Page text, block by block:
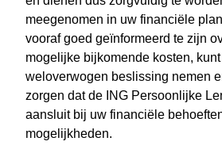
meegenomen in uw financiële
vooraf goed geïnformeerd te zijn
mogelijke bijkomende kosten,
weloverwogen beslissing nemen
zorgen dat de ING Persoonlijke
aansluit bij uw financiële
mogelijkheden.